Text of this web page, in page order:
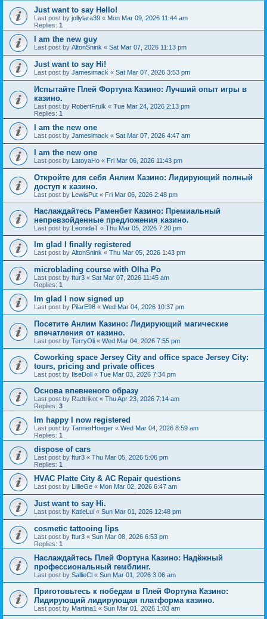
Just want to say Hello!
Last post by jollylara39 « Mon Mar 09, 2026 11:44 am
Replies: 1
I am the new guy
Last post by AltonSnink « Sat Mar 07, 2026 11:13 pm
Just want to say Hi!
Last post by Jamesimack « Sat Mar 07, 2026 3:53 pm
Испытайте Плей Фортуна Казино: Лучший опыт игры в
казино.
Last post by RobertFrulk « Tue Mar 24, 2026 2:13 pm
Replies: 1
I am the new one
Last post by Jamesimack « Sat Mar 07, 2026 4:47 am
I am the new one
Last post by LatoyaHo « Fri Mar 06, 2026 11:43 pm
Откройте для себя Анлим Казино: Лидирующий полный
доступ к казино.
Last post by LewisPut « Fri Mar 06, 2026 2:48 pm
Наслаждайтесь Раменбет Казино: Премиальный
непревзойденные предложения казино.
Last post by LeonidaT « Thu Mar 05, 2026 7:20 pm
Im glad I finally registered
Last post by AltonSnink « Thu Mar 05, 2026 1:43 pm
microblading course with Olha Po
Last post by ftur3 « Sat Mar 07, 2026 11:45 am
Replies: 1
Im glad I now signed up
Last post by PilarE98 « Wed Mar 04, 2026 10:37 pm
Посетите Анлим Казино: Лидирующий магические
впечатления от казино.
Last post by TerryOli « Wed Mar 04, 2026 7:55 pm
Coworking space Jersey City and office space Jersey City:
tours, pricing and private offices
Last post by IlseDoll « Tue Mar 03, 2026 7:34 pm
Основа впевненого образу
Last post by Radtrikot « Thu Apr 23, 2026 7:14 am
Replies: 3
Im happy I now registered
Last post by TannerHoeger « Wed Mar 04, 2026 8:59 am
Replies: 1
dispose of cars
Last post by ftur3 « Thu Mar 05, 2026 5:06 pm
Replies: 1
HVAC Platte City & AC Repair questions
Last post by LillieGe « Mon Mar 02, 2026 6:47 am
Just want to say Hi.
Last post by KatieLui « Sun Mar 01, 2026 12:48 pm
cosmetic tattooing lips
Last post by ftur3 « Sun Mar 08, 2026 6:53 pm
Replies: 1
Наслаждайтесь Плей Фортуна Казино: Надёжный
профессиональный гемблинг.
Last post by SallieCl « Sun Mar 01, 2026 3:06 am
Приготовьтесь к победам в Плей Фортуна Казино:
Лидирующий лидирующая платформа казино.
Last post by Martina1 « Sun Mar 01, 2026 1:03 am